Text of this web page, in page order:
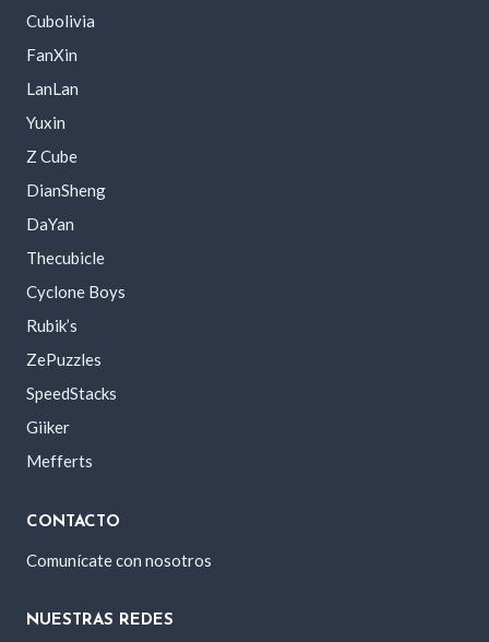
Cubolivia
FanXin
LanLan
Yuxin
Z Cube
DianSheng
DaYan
Thecubicle
Cyclone Boys
Rubik’s
ZePuzzles
SpeedStacks
Giiker
Mefferts
CONTACTO
Comunícate con nosotros
NUESTRAS REDES